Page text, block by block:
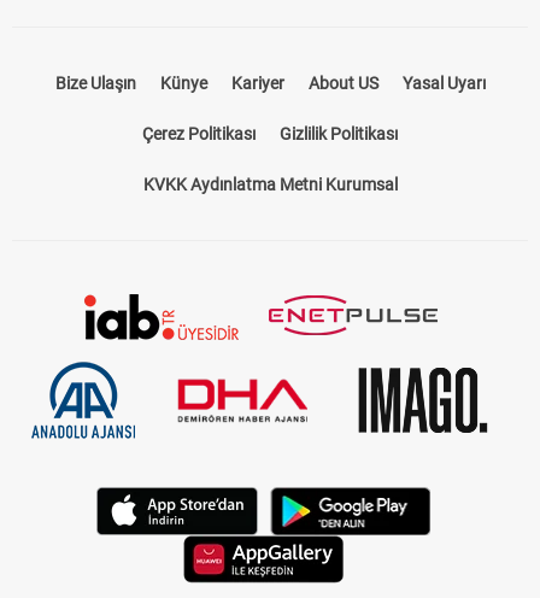
Bize Ulaşın Künye Kariyer About US Yasal Uyarı
Çerez Politikası Gizlilik Politikası
KVKK Aydınlatma Metni Kurumsal